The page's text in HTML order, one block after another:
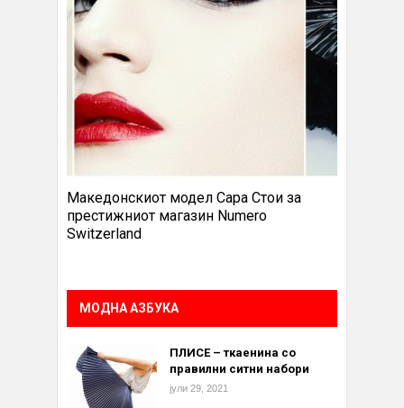
Македонскиот модел Сара Стои за
престижниот магазин Numero
Switzerland
МОДНА АЗБУКА
ПЛИСЕ – ткаенина со
правилни ситни набори
јули 29, 2021